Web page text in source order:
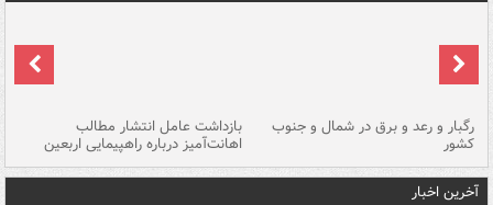
رگبار و رعد و برق در شمال و جنوب
کشور
بازداشت عامل انتشار مطالب
اهانت‌آمیز درباره راهپیمایی اربعین
آخرین اخبار